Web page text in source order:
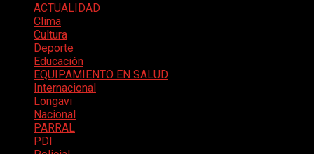
ACTUALIDAD
Clima
Cultura
Deporte
Educación
EQUIPAMIENTO EN SALUD
Internacional
Longavi
Nacional
PARRAL
PDI